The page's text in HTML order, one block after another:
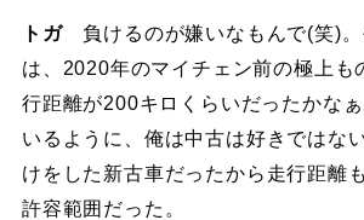
トガ 負けるのが嫌いなもんで(笑)
は、2020年のマイチェン前の極上も
行距離が200キロくらいだったかな
いるように、俺は中古は好きではな
けをした新古車だったから走行距離
許容範囲だった。